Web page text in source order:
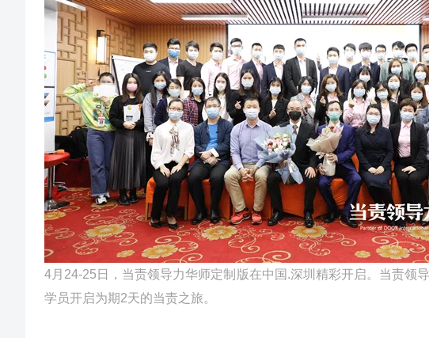
4月24-25日，当责领导力华师定制版在中国.深圳精彩开启。当责领
学员开启为期2天的当责之旅。